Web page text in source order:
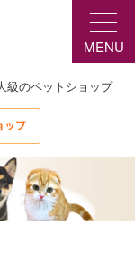
MENU
級のペットショップ